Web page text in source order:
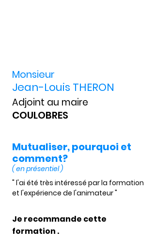
Jean-Louis THERON
Monsieur
Adjoint au maire
COULOBRES
Mutualiser, pourquoi et
comment?
( en présentiel )
" l'ai été très intéressé par la formation
et l'expérience de l'animateur "
Je recommande cette
formation .